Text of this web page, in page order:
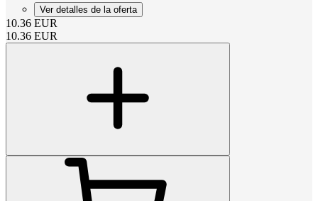
Ver detalles de la oferta
10.36 EUR
10.36 EUR